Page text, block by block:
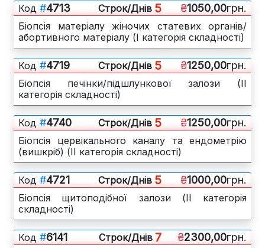
Код #4713 Cтрок/Днів 5 ₴1050,00грн.
Біопсія матеріалу жіночих статевих органів/
абортивного матеріалу (І категорія складності)
Код #4719 Cтрок/Днів 5 ₴1250,00грн.
Біопсія печінки/підшлункової залози (ІІ
категорія складності)
Код #4740 Cтрок/Днів 5 ₴1250,00грн.
Біопсія цервікального каналу та ендометрію
(вишкріб) (ІІ категорія складності)
Код #4721 Cтрок/Днів 5 ₴1000,00грн.
Біопсія щитоподібної залози (ІІ категорія
складності)
Код #6141 Cтрок/Днів 7 ₴2300,00грн.